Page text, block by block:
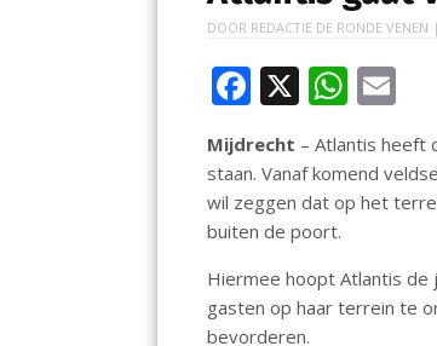
DOOR REDACTIE DE RONDE VENEN
F
ac
e
b
o
o
k
X W
h
at
s
p
p
ai
l
Mijdrecht – Atlantis heeft
staan. Vanaf komend
wil zeggen dat op het
buiten de poort.
Hiermee hoopt Atlantis
gasten op haar terrein te
bevorderen.